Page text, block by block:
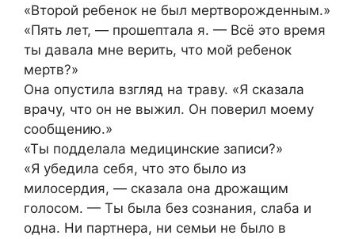
«Второй ребенок не был мертворожденным.»
«Пять лет, — прошептала я. — Всё это время
ты давала мне верить, что мой ребенок
мертв?»
Она опустила взгляд на траву. «Я сказала
врачу, что он не выжил. Он поверил моему
сообщению.»
«Ты подделала медицинские записи?»
«Я убедила себя, что это было из
милосердия, — сказала она дрожащим
голосом. — Ты была без сознания, слаба и
одна. Ни партнера, ни семьи не было в